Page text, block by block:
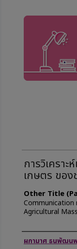
การวิเครา
เกษตร ขอ
Other Title
Communication
Agricultural
Author
ผกามาศ ธนพัฒน